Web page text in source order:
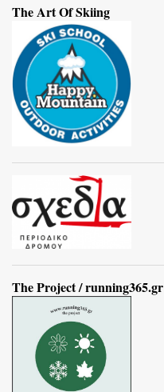
The Art Of Skiing
The Project / running365.gr